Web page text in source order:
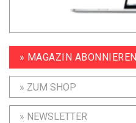
» MAGAZIN ABONNIEREN
» ZUM SHOP
» NEWSLETTER